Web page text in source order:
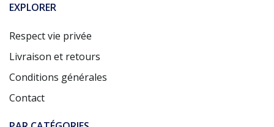
EXPLORER
Respect vie privée
Livraison et retours
Conditions générales
Contact